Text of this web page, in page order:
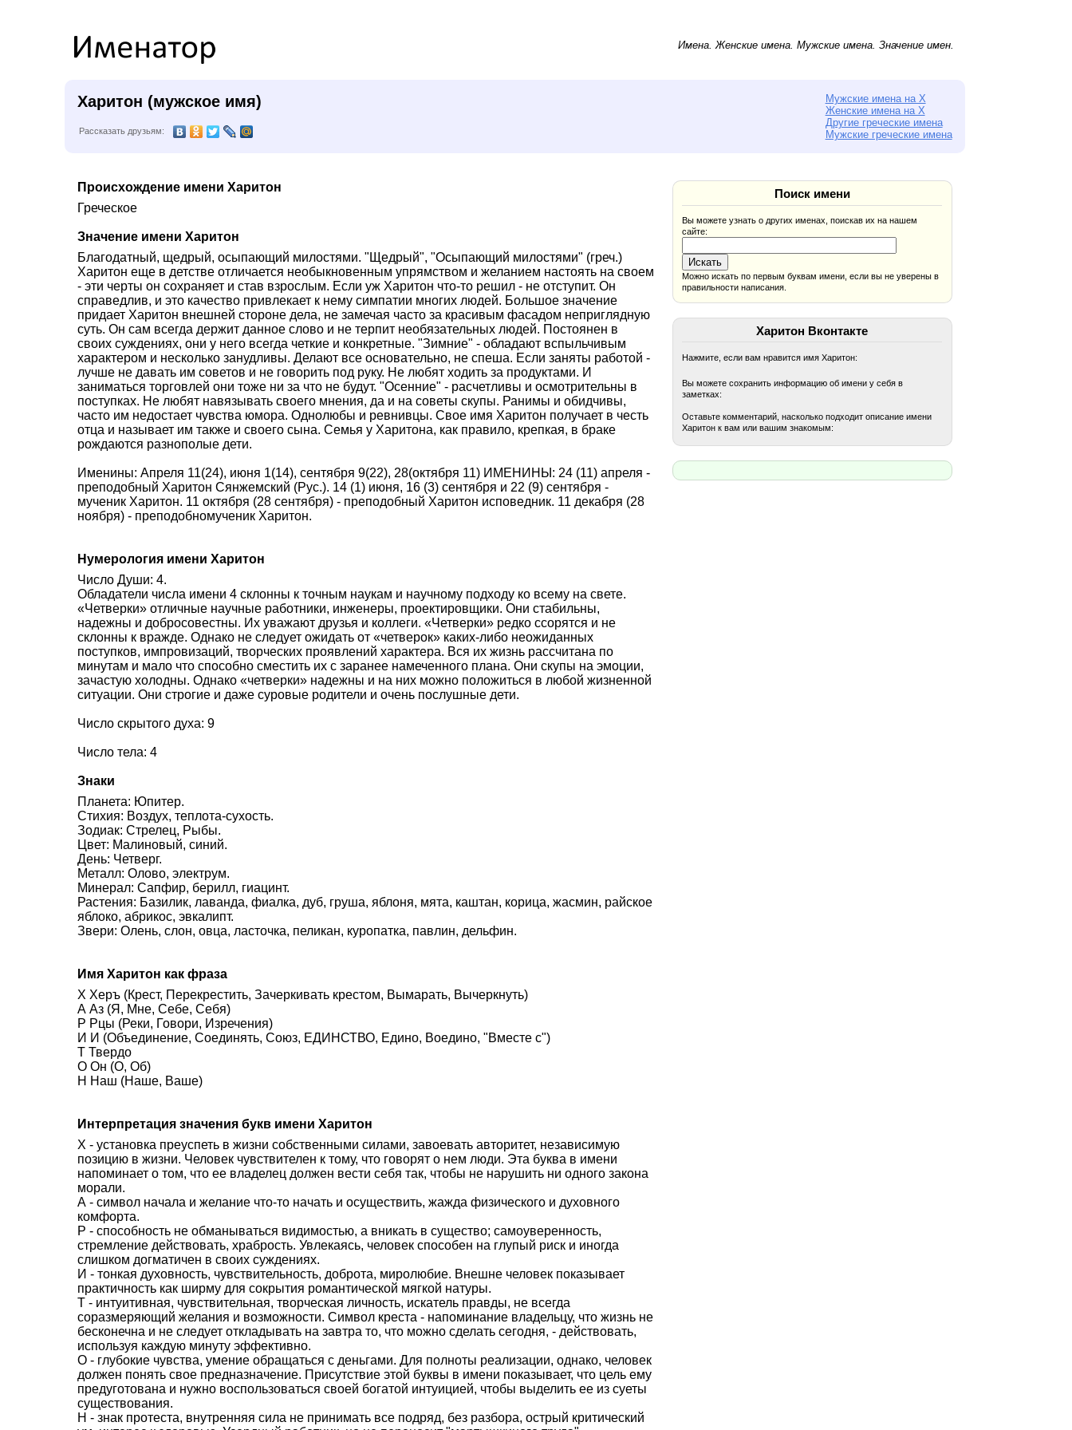
Имена.Женские имена.Мужские имена. Значение имен.
Харитон (мужское имя)
Мужские имена на Х
Женские имена на Х
Другие греческие имена
Мужские греческие имена
Рассказать друзьям:
Происхождение имени Харитон
Греческое
Значение имени Харитон
Благодатный, щедрый, осыпающий милостями. "Щедрый", "Осыпающий милостями" (греч.)
Харитон еще в детстве отличается необыкновенным упрямством и желанием настоять на своем
- эти черты он сохраняет и став взрослым. Если уж Харитон что-то решил - не отступит. Он
справедлив, и это качество привлекает к нему симпатии многих людей. Большое значение
придает Харитон внешней стороне дела, не замечая часто за красивым фасадом неприглядную
суть. Он сам всегда держит данное слово и не терпит необязательных людей. Постоянен в
своих суждениях, они у него всегда четкие и конкретные. "Зимние" - обладают вспыльчивым
характером и несколько занудливы. Делают все основательно, не спеша. Если заняты работой -
лучше не давать им советов и не говорить под руку. Не любят ходить за продуктами. И
заниматься торговлей они тоже ни за что не будут. "Осенние" - расчетливы и осмотрительны в
поступках. Не любят навязывать своего мнения, да и на советы скупы. Ранимы и обидчивы,
часто им недостает чувства юмора. Однолюбы и ревнивцы. Свое имя Харитон получает в честь
отца и называет им также и своего сына. Семья у Харитона, как правило, крепкая, в браке
рождаются разнополые дети.
Именины: Апреля 11(24), июня 1(14), сентября 9(22), 28(октября 11) ИМЕНИНЫ: 24 (11) апреля -
преподобный Xаритон Сянжемский (Рус.). 14 (1) июня, 16 (3) сентября и 22 (9) сентября -
мученик Xаритон. 11 октября (28 сентября) - преподобный Xаритон исповедник. 11 декабря (28
ноября) - преподобномученик Xаритон.
Нумерология имени Харитон
Число Души: 4.
Обладатели числа имени 4 склонны к точным наукам и научному подходу ко всему на свете.
«Четверки» отличные научные работники, инженеры, проектировщики. Они стабильны,
надежны и добросовестны. Их уважают друзья и коллеги. «Четверки» редко ссорятся и не
склонны к вражде. Однако не следует ожидать от «четверок» каких-либо неожиданных
поступков, импровизаций, творческих проявлений характера. Вся их жизнь рассчитана по
минутам и мало что способно сместить их с заранее намеченного плана. Они скупы на эмоции,
зачастую холодны. Однако «четверки» надежны и на них можно положиться в любой жизненной
ситуации. Они строгие и даже суровые родители и очень послушные дети.
Число скрытого духа: 9
Число тела: 4
Знаки
Планета: Юпитер.
Стихия: Воздух, теплота-сухость.
Зодиак: Стрелец, Рыбы.
Цвет: Малиновый, синий.
День: Четверг.
Металл: Олово, электрум.
Минерал: Сапфир, берилл, гиацинт.
Растения: Базилик, лаванда, фиалка, дуб, груша, яблоня, мята, каштан, корица, жасмин, райское
яблоко, абрикос, эвкалипт.
Звери: Олень, слон, овца, ласточка, пеликан, куропатка, павлин, дельфин.
Имя Харитон как фраза
Х Херъ (Крест, Перекрестить, Зачеркивать крестом, Вымарать, Вычеркнуть)
А Аз (Я, Мне, Себе, Себя)
Р Рцы (Реки, Говори, Изречения)
И И (Объединение, Соединять, Союз, ЕДИНСТВО, Едино, Воедино, "Вместе с")
Т Твердо
О Он (О, Об)
Н Наш (Наше, Ваше)
Интерпретация значения букв имени Харитон
Х - установка преуспеть в жизни собственными силами, завоевать авторитет, независимую
позицию в жизни. Человек чувствителен к тому, что говорят о нем люди. Эта буква в имени
напоминает о том, что ее владелец должен вести себя так, чтобы не нарушить ни одного закона
морали.
А - символ начала и желание что-то начать и осуществить, жажда физического и духовного
комфорта.
Р - способность не обманываться видимостью, а вникать в существо; самоуверенность,
стремление действовать, храбрость. Увлекаясь, человек способен на глупый риск и иногда
слишком догматичен в своих суждениях.
И - тонкая духовность, чувствительность, доброта, миролюбие. Внешне человек показывает
практичность как ширму для сокрытия романтической мягкой натуры.
Т - интуитивная, чувствительная, творческая личность, искатель правды, не всегда
соразмеряющий желания и возможности. Символ креста - напоминание владельцу, что жизнь не
бесконечна и не следует откладывать на завтра то, что можно сделать сегодня, - действовать,
используя каждую минуту эффективно.
О - глубокие чувства, умение обращаться с деньгами. Для полноты реализации, однако, человек
должен понять свое предназначение. Присутствие этой буквы в имени показывает, что цель ему
предуготована и нужно воспользоваться своей богатой интуицией, чтобы выделить ее из суеты
существования.
Н - знак протеста, внутренняя сила не принимать все подряд, без разбора, острый критический
Поиск имени
Вы можете узнать о других именах, поискав их на нашем
сайте:
Можно искать по первым буквам имени, если вы не уверены в
правильности написания.
Харитон Вконтакте
Нажмите, если вам нравится имя Харитон:
Вы можете сохранить информацию об имени у себя в
заметках:
Оставьте комментарий, насколько подходит описание имени
Харитон к вам или вашим знакомым: